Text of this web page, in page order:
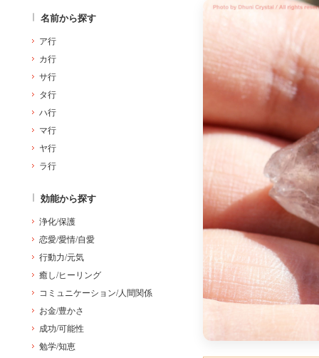
名前から探す
ア行
カ行
サ行
タ行
ハ行
マ行
ヤ行
ラ行
効能から探す
浄化/保護
恋愛/愛情/自愛
行動力/元気
癒し/ヒーリング
コミュニケーション/人間関係
お金/豊かさ
成功/可能性
勉学/知恵